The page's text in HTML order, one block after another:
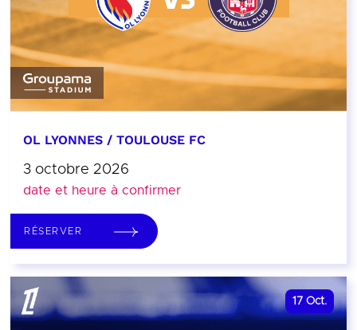
OL LYONNES / TOULOUSE FC
3 octobre 2026
date et heure à confirmer
RÉSERVER
17 Oct.